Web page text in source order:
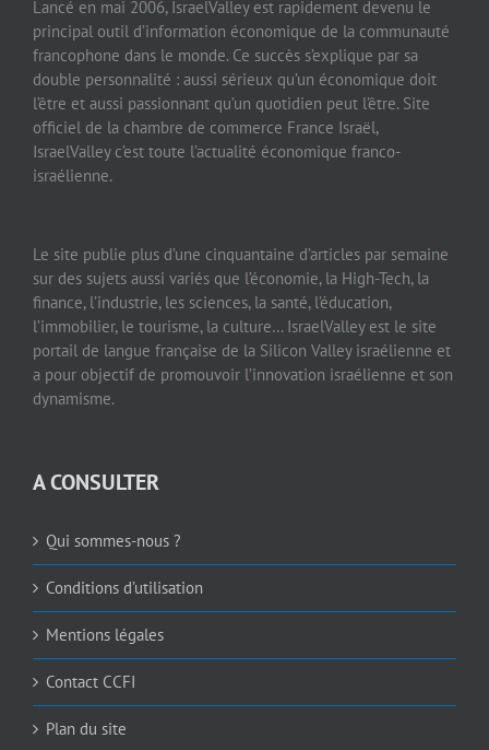
Lancé en mai 2006, IsraelValley est rapidement devenu le
principal outil d’information économique de la communauté
francophone dans le monde. Ce succès s’explique par sa
double personnalité : aussi sérieux qu’un économique doit
l’être et aussi passionnant qu’un quotidien peut l’être. Site
officiel de la chambre de commerce France Israël,
IsraelValley c’est toute l’actualité économique franco-
israélienne.
Le site publie plus d’une cinquantaine d’articles par semaine
sur des sujets aussi variés que l’économie, la High-Tech, la
finance, l’industrie, les sciences, la santé, l’éducation,
l’immobilier, le tourisme, la culture… IsraelValley est le site
portail de langue française de la Silicon Valley israélienne et
a pour objectif de promouvoir l’innovation israélienne et son
dynamisme.
A CONSULTER
Qui sommes-nous ?
Conditions d’utilisation
Mentions légales
Contact CCFI
Plan du site